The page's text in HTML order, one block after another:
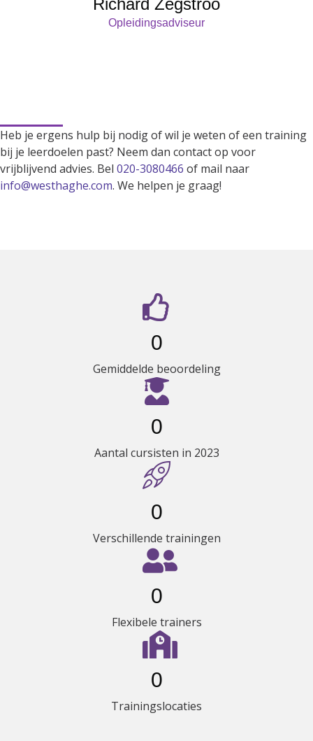
Richard Zegstroo
Opleidingsadviseur
Heb je ergens hulp bij nodig of wil je weten of een training
bij je leerdoelen past? Neem dan contact op voor
vrijblijvend advies. Bel 020-3080466 of mail naar
info@westhaghe.com. We helpen je graag!
0
Gemiddelde beoordeling
0
Aantal cursisten in 2023
0
Verschillende trainingen
0
Flexibele trainers
0
Trainingslocaties